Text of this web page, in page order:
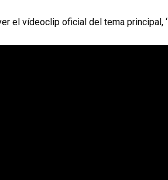
el vídeoclip oficial del tema principal, ‘